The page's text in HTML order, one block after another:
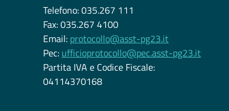
Telefono: 035.267 111
Fax: 035.267 4100
Email: protocollo@asst-pg23.it
Pec: ufficioprotocollo@pec.asst-pg23.it
Partita IVA e Codice Fiscale:
04114370168